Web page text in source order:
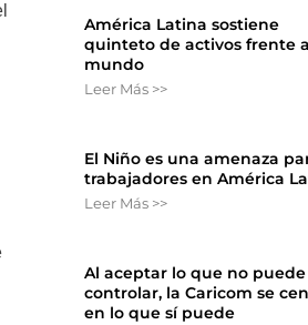
América Latina sostiene
quinteto de activos frente
mundo
Leer Más >>
El Niño es una amenaza
trabajadores en América
Leer Más >>
Al aceptar lo que no puede
controlar, la Caricom se
en lo que sí puede